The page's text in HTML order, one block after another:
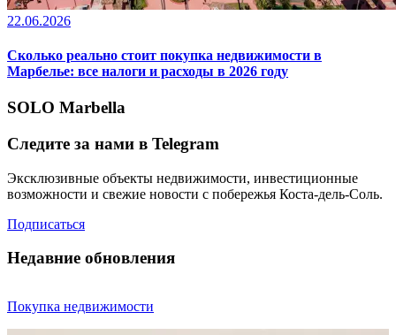
22.06.2026
Сколько реально стоит покупка недвижимости в
Марбелье: все налоги и расходы в 2026 году
SOLO Marbella
Следите за нами в Telegram
Эксклюзивные объекты недвижимости, инвестиционные
возможности и свежие новости с побережья Коста-дель-Соль.
Подписаться
Недавние обновления
Покупка недвижимости